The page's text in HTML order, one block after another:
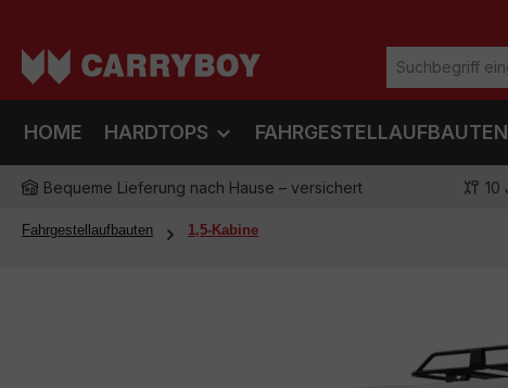
HOME HARDTOPS FAHRGESTELLAUFBAUTEN
Bequeme Lieferung nach Hause – versichert 10
Fahrgestellaufbauten 1,5-Kabine